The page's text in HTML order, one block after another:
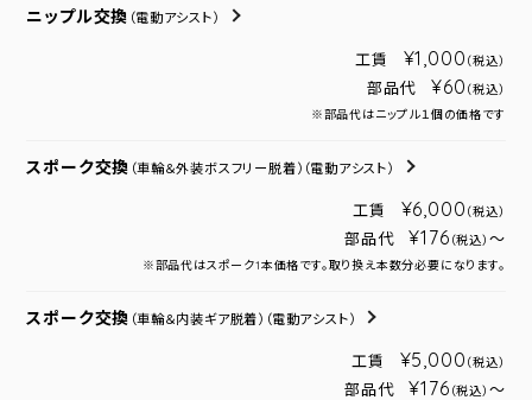
ニップル交換 （電動アシスト）
工賃 ¥1,000 （税込）
部品代 ¥60 （税込）
※部品代はニップル１個の価格です
スポーク交換 （車輪＆外装ボスフリー脱着） （電動アシスト）
工賃 ¥6,000 （税込）
部品代 ¥176 （税込） ～
※部品代はスポーク1本価格です。取り換え本数分必要になります。
スポーク交換 （車輪＆内装ギア脱着） （電動アシスト）
工賃 ¥5,000 （税込）
部品代 ¥176 （税込） ～